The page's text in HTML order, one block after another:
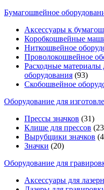
Бумагошвейное
Аксессуары к
Коробкошвейные
Ниткошвейное
Проволокошвейное
Расходные материалы
оборудования (93)
Скобошвейное
Оборудование для
Прессы значков (31)
Клише для прессов
Вырубщики значков
Значки (20)
Оборудование для
Аксессуары для